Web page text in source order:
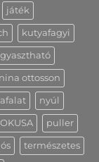
játék
kutyafagyi
nina ottosson
nyúl
puller
természetes